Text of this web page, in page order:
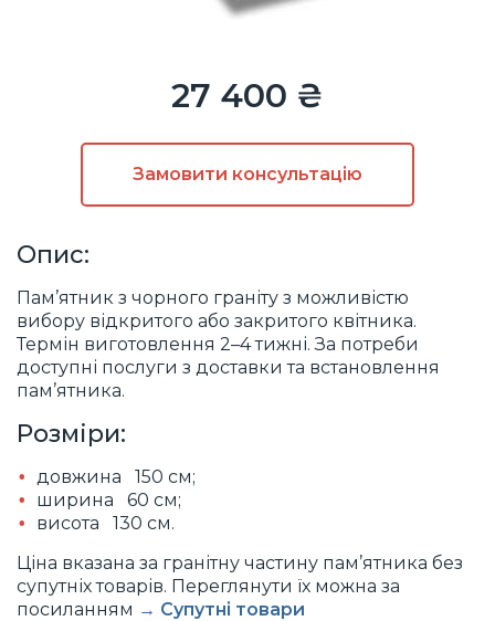
27 400 ₴
Замовити консультацію
Опис:
Пам’ятник з чорного граніту з можливістю
вибору відкритого або закритого квітника.
Термін виготовлення 2–4 тижні. За потреби
доступні послуги з доставки та встановлення
пам’ятника.
Розміри:
довжина 150 см;
ширина 60 см;
висота 130 см.
Ціна вказана за гранітну частину пам’ятника без
супутніх товарів. Переглянути їх можна за
посиланням → Супутні товари